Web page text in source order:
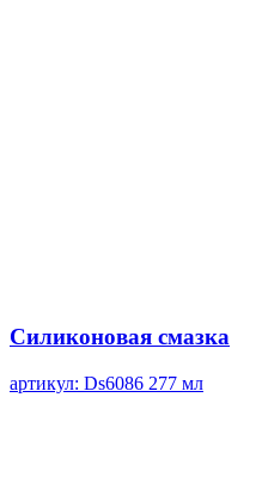
Силиконовая смазка
артикул: Ds6086 277 мл